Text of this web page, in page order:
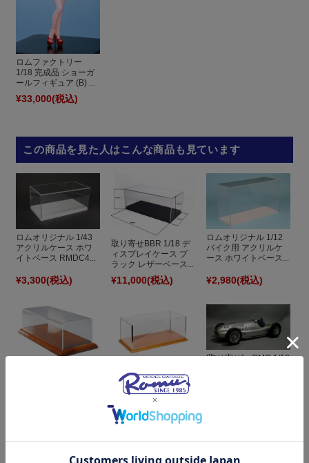
ロムファクトリー
1/18 完成品 ショーガ
ールフィギュア (B) ...
¥33,000(税込)
この商品を見た人はこんな商品も見ています
ロムオリジナル 1/43
アクリルケース ホワ
イトベース RMDC4...
¥3,300(税込)
取り寄せBBR 1/18 デ
ィスプレイケース ブ
ラック レザーベース...
¥11,000(税込)
ロムオリジナル 1/12
バイク用 アクリルケ
ース ホワイトベース...
¥2,980(税込)
イケース 1/12 & 1/18
トランスポーター用 ...
¥44,000 (税込)
[取り寄せ] CMC 1/18